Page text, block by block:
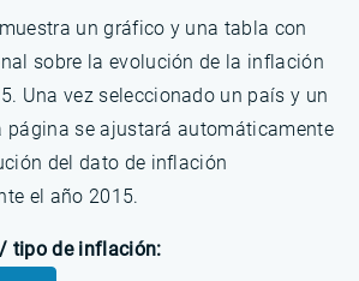
un gráfico y una tabla con
sobre la evolución de la inflación
Una vez seleccionado un país y un
página se ajustará automáticamente
del dato de inflación
el año 2015.
tipo de inflación: